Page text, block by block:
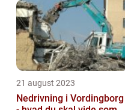
21 august 2023
Nedrivning i Vordingborg